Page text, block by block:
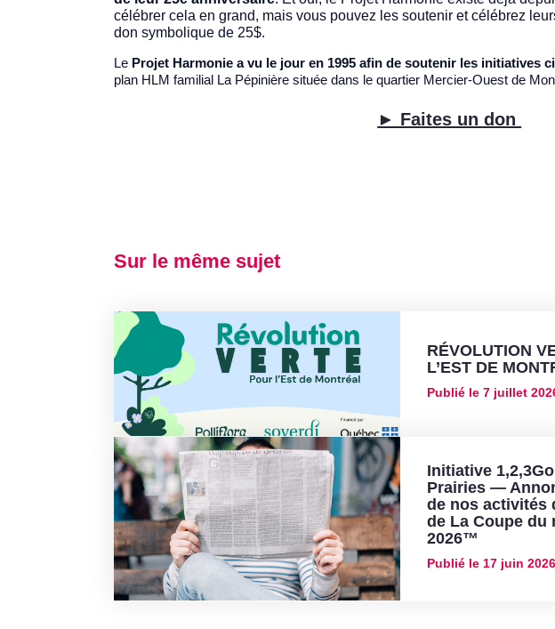
célébrer cela en grand, mais vous pouvez les soutenir et célébrez
don symbolique de 25$.
Le Projet Harmonie a vu le jour en 1995 afin de soutenir les initiatives
plan HLM familial La Pépinière située dans le quartier Mercier-Ouest de
► Faites un don
Sur le même sujet
RÉVOLUTION
L’EST DE
Publié le 7 juillet
Initiative
Prairies —
de nos activités
de La Coupe du
2026™
Publié le 17 juin 2026